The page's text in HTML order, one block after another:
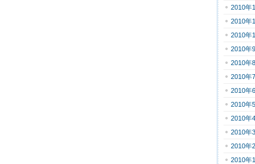
2010年
2010年
2010年
2010年
2010年
2010年
2010年
2010年
2010年
2010年
2010年
2010年